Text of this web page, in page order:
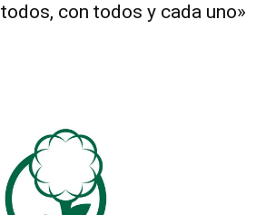
con todos y cada uno»